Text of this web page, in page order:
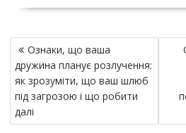
Н
а
в
и
г
Ознаки, що ваша
дружина планує розлучення:
як зрозуміти, що ваш шлюб
під загрозою і що робити
далі